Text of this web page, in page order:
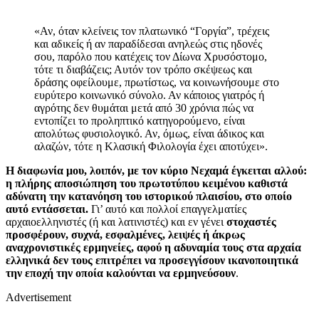
«Αν, όταν κλείνεις τον πλατωνικό “Γοργία”, τρέχεις
και αδικείς ή αν παραδίδεσαι ανηλεώς στις ηδονές
σου, παρόλο που κατέχεις τον Δίωνα Χρυσόστομο,
τότε τι διαβάζεις; Αυτόν τον τρόπο σκέψεως και
δράσης οφείλουμε, πρωτίστως, να κοινωνήσουμε στο
ευρύτερο κοινωνικό σύνολο. Αν κάποιος γιατρός ή
αγρότης δεν θυμάται μετά από 30 χρόνια πώς να
εντοπίζει το προληπτικό κατηγορούμενο, είναι
απολύτως φυσιολογικό. Αν, όμως, είναι άδικος και
αλαζών, τότε η Κλασική Φιλολογία έχει αποτύχει».
Η διαφωνία μου, λοιπόν, με τον κύριο Νεχαμά έγκειται αλλού:
η πλήρης αποσιώπηση του πρωτοτύπου κειμένου καθιστά
αδύνατη την κατανόηση του ιστορικού πλαισίου, στο οποίο
αυτό εντάσσεται. Γι’ αυτό και πολλοί επαγγελματίες
αρχαιοελληνιστές (ή και λατινιστές) και εν γένει στοχαστές
προσφέρουν, συχνά, εσφαλμένες, λειψές ή άκρως
αναχρονιστικές ερμηνείες, αφού η αδυναμία τους στα αρχαία
ελληνικά δεν τους επιτρέπει να προσεγγίσουν ικανοποιητικά
την εποχή την οποία καλούνται να ερμηνεύσουν.
Advertisement